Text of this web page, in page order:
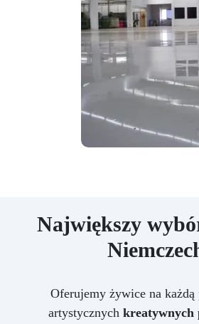
Największy
Oferujemy żywice na każdą
artystycznych kreatywnych